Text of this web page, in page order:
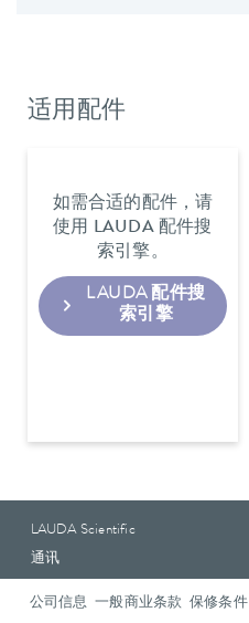
适用配件
如需合适的配件，请
使用 LAUDA 配件搜
索引擎。
LAUDA 配件搜
索引擎
LAUDA Scientific
通讯
公司信息 一般商业条款 保修条件